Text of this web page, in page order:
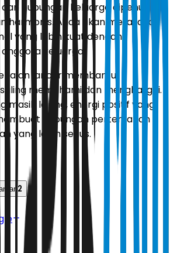
hubungan keluarga dipenuhi
harmonis. Anda akan merasakan
yang lebih kuat dengan
keluarga.
lancar membantu
memahami dan menghargai.
masih lajang, energi positif yang
hubungan pertemanan
yang lebih serius.
2